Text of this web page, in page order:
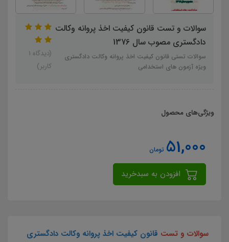
سوالات و تست قانون کیفیت اخذ پروانه وکالت
دادگستری مصوب سال 1376
سوالات تستی قانون کیفیت اخذ پروانه وکالت دادگستری
ویژه آزمون های استخدامی
(دیدگاه 1
کاربر)
ویژگی‌های محصول
51,000 تومان
سوالات و تست قانون کیفیت اخذ پروانه وکالت دادگستری